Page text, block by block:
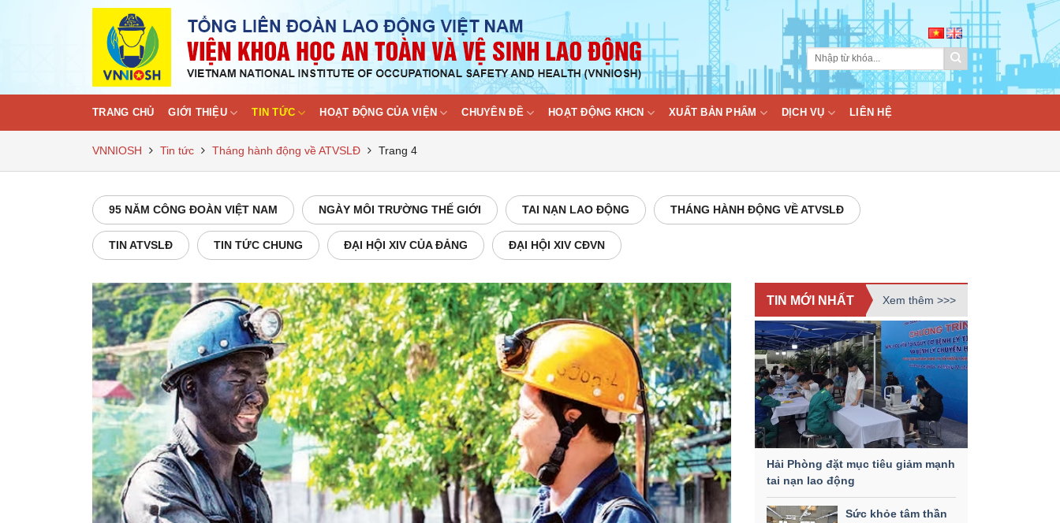
TRANG CHỦ GIỚI THIỆU TIN TỨC HOẠT ĐỘNG CỦA VIỆN CHUYÊN ĐỀ HOẠT ĐỘNG KHCN XUẤT BẢN PHẨM DỊCH VỤ LIÊN HỆ
VNNIOSH Tin tức Tháng hành động về ATVSLĐ Trang 4
95 NĂM CÔNG ĐOÀN VIỆT NAM NGÀY MÔI TRƯỜNG THẾ GIỚI TAI NẠN LAO ĐỘNG THÁNG HÀNH ĐỘNG VỀ ATVSLĐ
TIN ATVSLĐ TIN TỨC CHUNG ĐẠI HỘI XIV CỦA ĐẢNG ĐẠI HỘI XIV CĐVN
TIN MỚI NHẤT Xem thêm >>>
Hải Phòng đặt mục tiêu giảm mạnh
tai nạn lao động
Sức khỏe tâm thần